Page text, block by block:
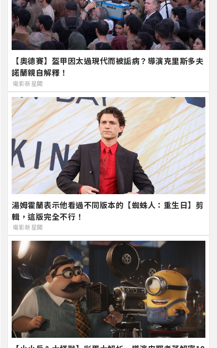
【奧德賽】盔甲因太過現代而被詬病？導演克里斯多夫
諾蘭親自解釋！
電影新星聞
湯姆霍蘭表示他看過不同版本的【蜘蛛人：重生日】剪
輯，這版完全不行！
電影新星聞